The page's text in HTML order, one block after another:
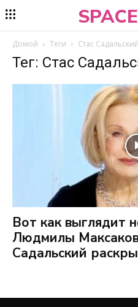
Домой Теги Стас Садальский
Тег: Стас
Вот как выглядит
Людмилы
Садальский